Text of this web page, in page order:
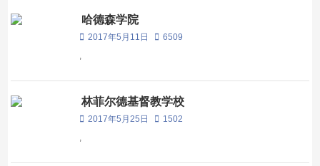
哈德森学院
2017年5月11日
6509
,
林菲尔德基督教学校
2017年5月25日
1502
,